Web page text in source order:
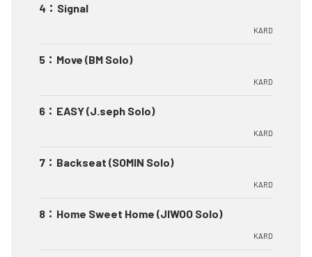
4 ： Signal
KARD
5 ： Move (BM Solo)
KARD
6 ： EASY (J.seph Solo)
KARD
7 ： Backseat (SOMIN Solo)
KARD
8 ： Home Sweet Home (JIWOO Solo)
KARD